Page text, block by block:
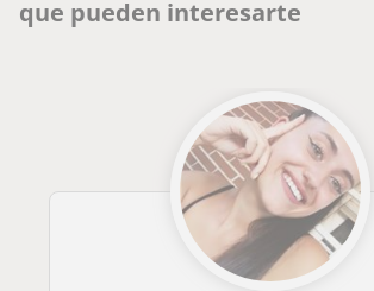
que pueden interesarte